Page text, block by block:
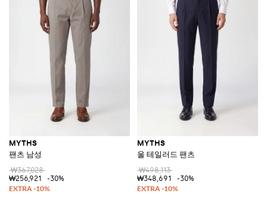
MYTHS
팬츠 남성
₩367,028
₩256,921
-30%
MYTHS
울 테일러드 팬츠
₩498,113
₩348,691
-30%